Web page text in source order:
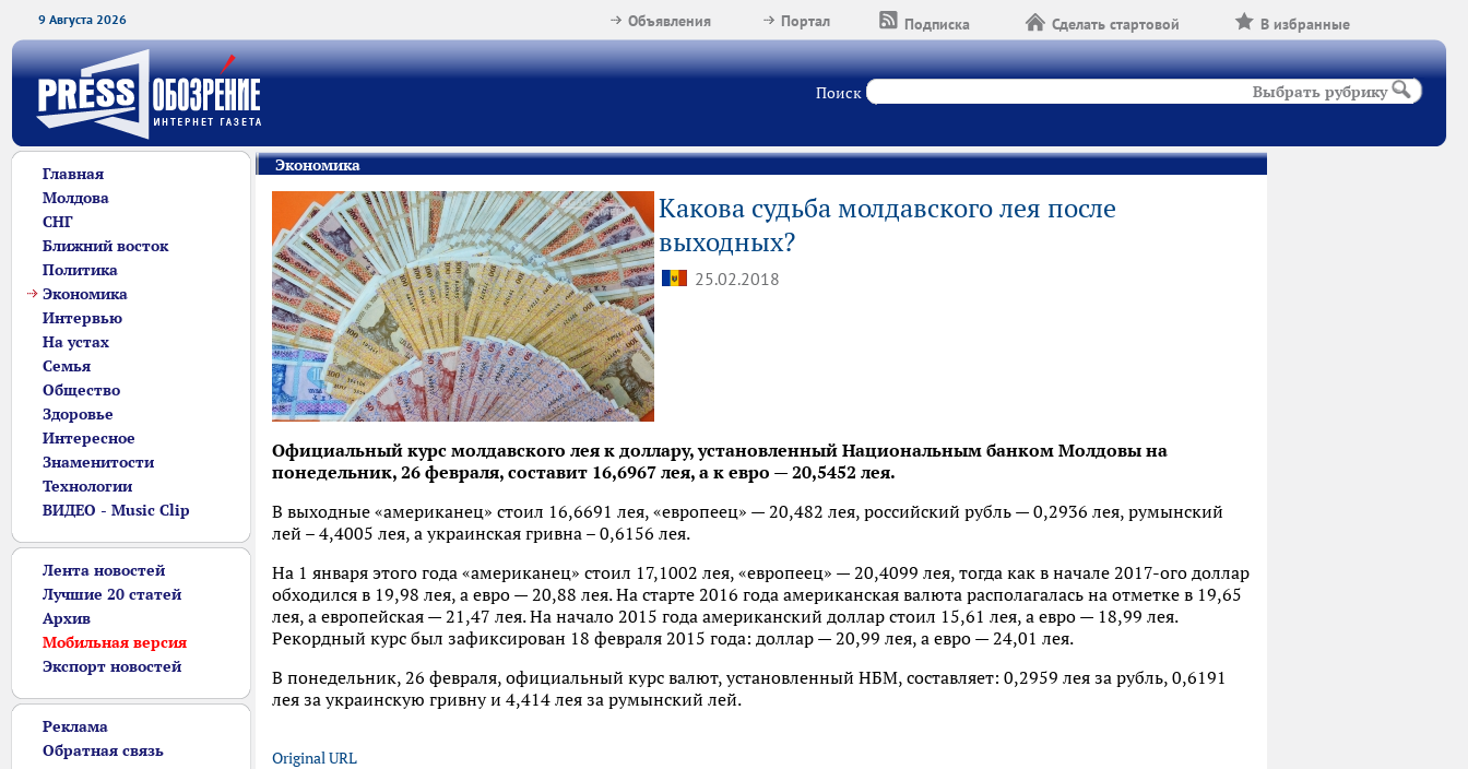
9 Августа 2026 В избранные
Сделать стартовой
Подписка
Портал
Объявления
Поиск Выбрать рубрику
Главная
Молдова
СНГ
Ближний восток
Политика
Экономика
Интервью
На устах
Семья
Общество
Здоровье
Интересное
Знаменитости
Технологии
ВИДЕО - Music Clip
Лента новостей
Лучшие 20 статей
Архив
Мобильная версия
Экспорт новостей
Реклама
Обратная связь
Экономика
Какова судьба молдавского лея после
выходных?
25.02.2018
Официальный курс молдавского лея к доллару, установленный Национальным банком Молдовы на
понедельник, 26 февраля, составит 16,6967 лея, а к евро — 20,5452 лея.
В выходные «американец» стоил 16,6691 лея, «европеец» — 20,482 лея, российский рубль — 0,2936 лея, румынский
лей – 4,4005 лея, а украинская гривна – 0,6156 лея.
На 1 января этого года «американец» стоил 17,1002 лея, «европеец» — 20,4099 лея, тогда как в начале 2017-ого доллар
обходился в 19,98 лея, а евро — 20,88 лея. На старте 2016 года американская валюта располагалась на отметке в 19,65
лея, а европейская — 21,47 лея. На начало 2015 года американский доллар стоил 15,61 лея, а евро — 18,99 лея.
Рекордный курс был зафиксирован 18 февраля 2015 года: доллар — 20,99 лея, а евро — 24,01 лея.
В понедельник, 26 февраля, официальный курс валют, установленный НБМ, составляет: 0,2959 лея за рубль, 0,6191
лея за украинскую гривну и 4,414 лея за румынский лей.
Original URL